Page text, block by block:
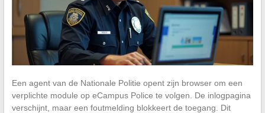
Een agent van de Nationale Politie opent zijn browser om een
verplichte module op eCampus Police te volgen. De inlogpagina
verschijnt, maar een foutmelding blokkeert de toegang. Dit